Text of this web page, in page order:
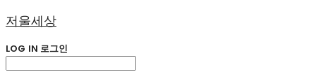
저울세상
LOG IN 로그인